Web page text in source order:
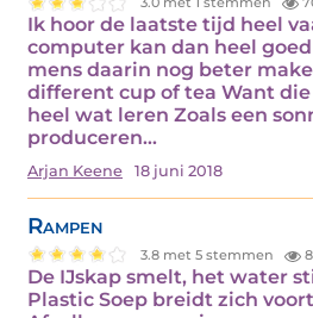
Ik hoor de laatste tijd heel
computer kan dan heel
mens daarin nog beter
different cup of tea Want
heel wat leren Zoals een
produceren…
Arjan Keene 18 juni 2018
Rampen
3.8 met 5 stemmen
De IJskap smelt, het water
Plastic Soep breidt zich